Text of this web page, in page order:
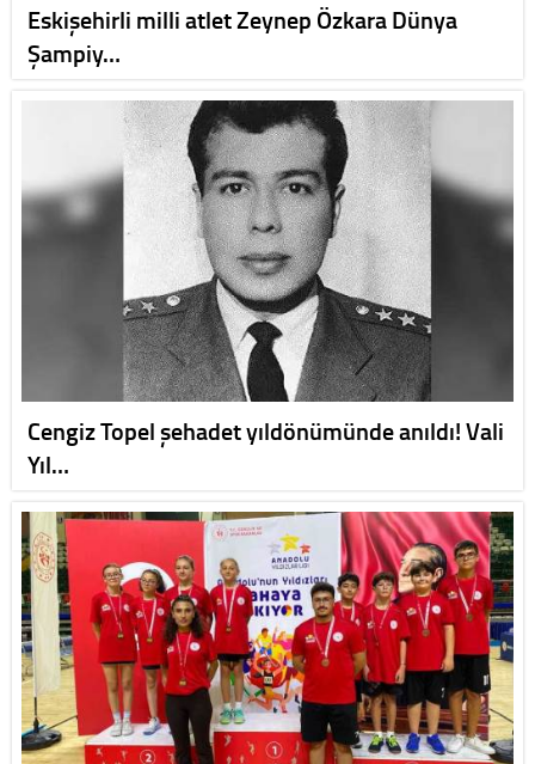
Eskişehirli milli atlet Zeynep Özkara Dünya
Şampiy…
Cengiz Topel şehadet yıldönümünde anıldı! Vali
Yıl…